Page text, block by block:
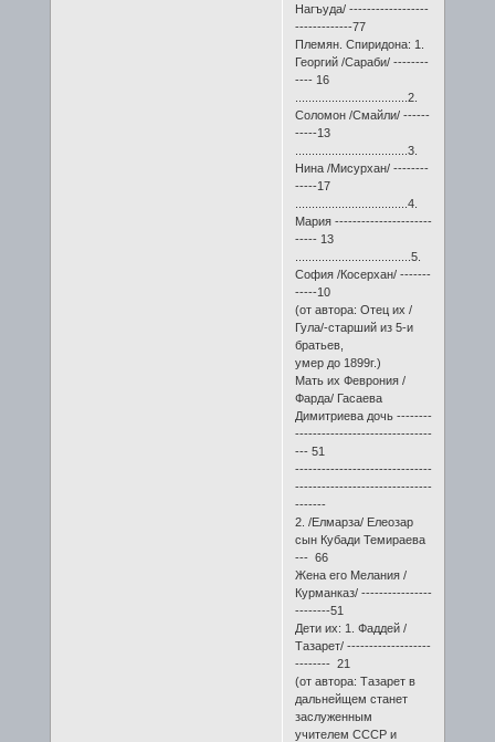
Нагъуда/ ------------------
-------------77
Племян. Спиридона: 1.
Георгий /Сараби/ --------
---- 16
..................................2.
Соломон /Смайли/ ------
-----13
..................................3.
Нина /Мисурхан/ --------
-----17
..................................4.
Мария ----------------------
----- 13
...................................5.
София /Косерхан/ -------
-----10
(от автора: Отец их /
Гула/-старший из 5-и
братьев,
умер до 1899г.)
Мать их Феврония /
Фарда/ Гасаева
Димитриева дочь --------
-------------------------------
--- 51
-------------------------------
-------------------------------
-------
2. /Елмарза/ Елеозар
сын Кубади Темираева
--- 66
Жена его Мелания /
Курманказ/ ----------------
--------51
Дети их: 1. Фаддей /
Тазарет/ -------------------
-------- 21
(от автора: Тазарет в
дальнейщем станет
заслуженным
учителем СССР и